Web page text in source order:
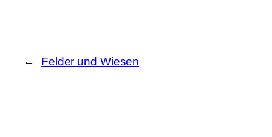
← Felder und Wiesen